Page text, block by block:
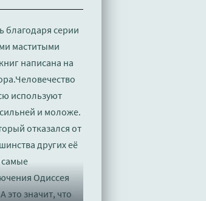
благодаря серии
маститыми
написана на
используют
и моложе.
отказался от
других её
самые
Одиссея
это значит, что